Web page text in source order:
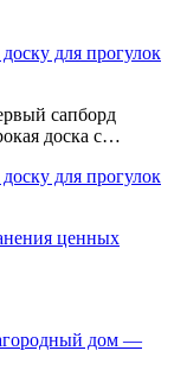
для прогулок
сапборд
доска с…
для прогулок
ценных
дом —